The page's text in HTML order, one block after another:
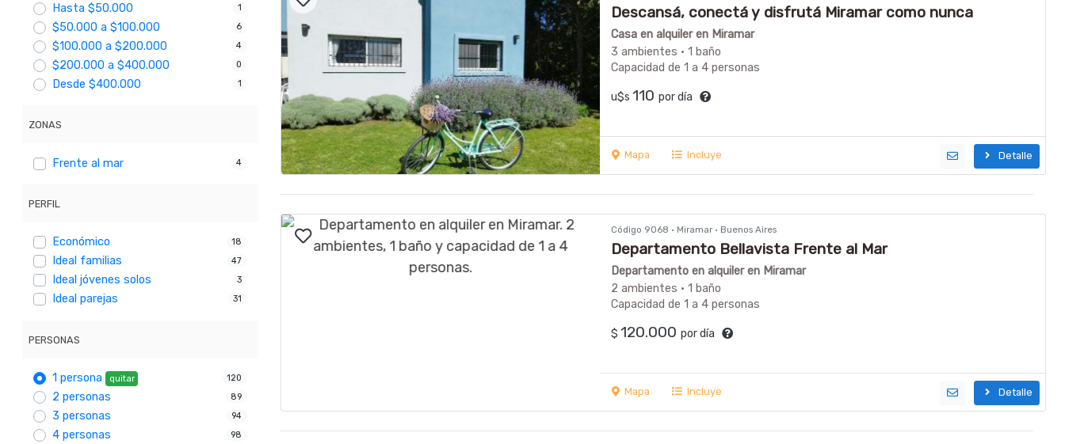
Hasta $50.000 1
$50.000 a $100.000 6
$100.000 a $200.000 4
$200.000 a $400.000 0
Desde $400.000 1
ZONAS
Frente al mar 4
PERFIL
Económico 18
Ideal familias 47
Ideal jóvenes solos 3
Ideal parejas 31
PERSONAS
1 persona quitar 120
2 personas 89
3 personas 94
4 personas 98
Descansá, conectá y disfrutá Miramar como nunca
Casa en alquiler en Miramar
3 ambientes · 1 baño
Capacidad de 1 a 4 personas
u$s 110 por día
Mapa Incluye Detalle
Código 9068 · Miramar · Buenos Aires
Departamento Bellavista Frente al Mar
Departamento en alquiler en Miramar
2 ambientes · 1 baño
Capacidad de 1 a 4 personas
$ 120.000 por día
Mapa Incluye Detalle